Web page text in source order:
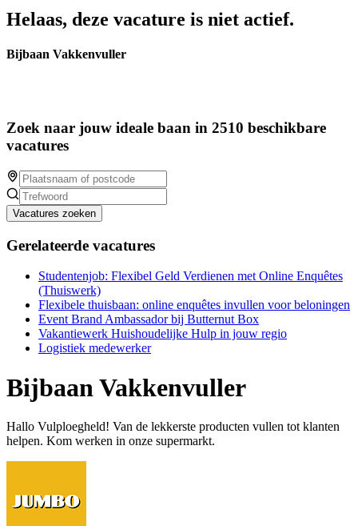
Helaas, deze vacature is niet actief.
Bijbaan Vakkenvuller
Zoek naar jouw ideale baan in 2510 beschikbare
vacatures
Vacatures zoeken
Gerelateerde vacatures
Studentenjob: Flexibel Geld Verdienen met Online Enquêtes
(Thuiswerk)
Flexibele thuisbaan: online enquêtes invullen voor beloningen
Event Brand Ambassador bij Butternut Box
Vakantiewerk Huishoudelijke Hulp in jouw regio
Logistiek medewerker
Bijbaan Vakkenvuller
Hallo Vulploegheld! Van de lekkerste producten vullen tot klanten
helpen. Kom werken in onze supermarkt.